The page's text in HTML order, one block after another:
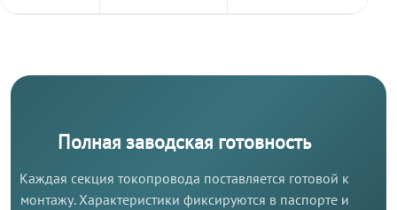
Полная заводская готовность
Каждая секция токопровода поставляется готовой к
монтажу. Характеристики фиксируются в паспорте и